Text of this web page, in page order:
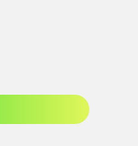
miembro